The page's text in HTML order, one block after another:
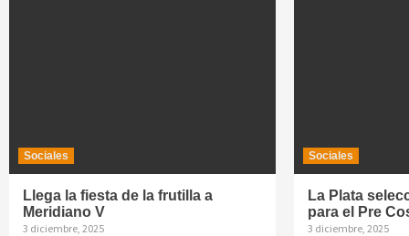
Sociales
Llega la fiesta de la frutilla a
Meridiano V
3 diciembre, 2025
Sociales
La Plata
para el Pre
3 diciembre, 2025